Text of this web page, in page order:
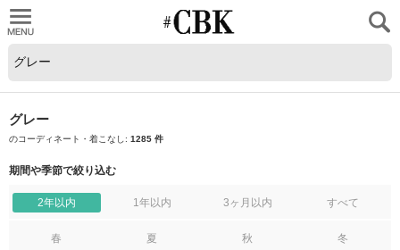
グレー
のコーディネート・着こなし: 1285 件
期間や季節で絞り込む
2年以内 1年以内 3ヶ月以内 すべて
春 夏 秋 冬